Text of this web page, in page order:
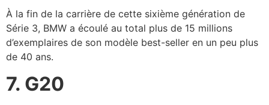
À la fin de la carrière de cette sixième génération de
Série 3, BMW a écoulé au total plus de 15 millions
d’exemplaires de son modèle best-seller en un peu plus
de 40 ans.
7. G20